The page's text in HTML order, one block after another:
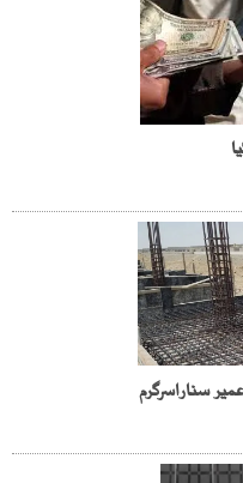
سناراسرگرم